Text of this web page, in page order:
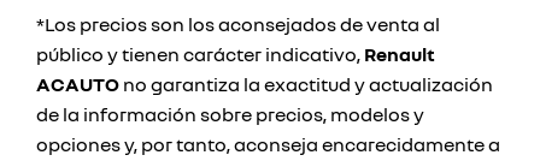
*Los precios son los aconsejados de venta al
público y tienen carácter indicativo, Renault
ACAUTO no garantiza la exactitud y actualización
de la información sobre precios, modelos y
opciones y, por tanto, aconseja encarecidamente a